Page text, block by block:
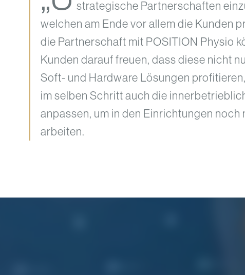
strategische Partnerschaften
welchen am Ende vor allem die Kunden
die Partnerschaft mit POSITION Physio
Kunden darauf freuen, dass diese nicht
Soft- und Hardware Lösungen
im selben Schritt auch die
anpassen, um in den Einrichtungen noch
arbeiten.